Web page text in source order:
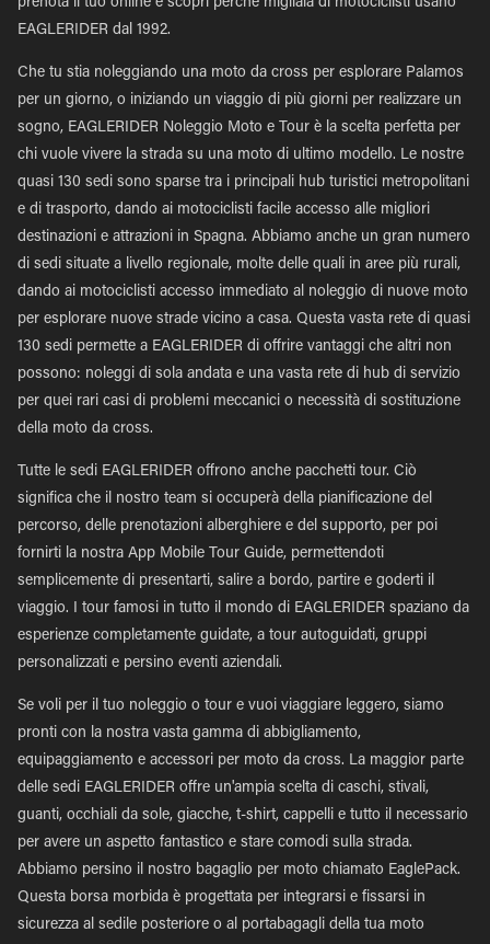
prenota il tuo online e scopri perché migliaia di motociclisti usano
EAGLERIDER dal 1992.
Che tu stia noleggiando una moto da cross per esplorare Palamos
per un giorno, o iniziando un viaggio di più giorni per realizzare un
sogno, EAGLERIDER Noleggio Moto e Tour è la scelta perfetta per
chi vuole vivere la strada su una moto di ultimo modello. Le nostre
quasi 130 sedi sono sparse tra i principali hub turistici metropolitani
e di trasporto, dando ai motociclisti facile accesso alle migliori
destinazioni e attrazioni in Spagna. Abbiamo anche un gran numero
di sedi situate a livello regionale, molte delle quali in aree più rurali,
dando ai motociclisti accesso immediato al noleggio di nuove moto
per esplorare nuove strade vicino a casa. Questa vasta rete di quasi
130 sedi permette a EAGLERIDER di offrire vantaggi che altri non
possono: noleggi di sola andata e una vasta rete di hub di servizio
per quei rari casi di problemi meccanici o necessità di sostituzione
della moto da cross.
Tutte le sedi EAGLERIDER offrono anche pacchetti tour. Ciò
significa che il nostro team si occuperà della pianificazione del
percorso, delle prenotazioni alberghiere e del supporto, per poi
fornirti la nostra App Mobile Tour Guide, permettendoti
semplicemente di presentarti, salire a bordo, partire e goderti il
viaggio. I tour famosi in tutto il mondo di EAGLERIDER spaziano da
esperienze completamente guidate, a tour autoguidati, gruppi
personalizzati e persino eventi aziendali.
Se voli per il tuo noleggio o tour e vuoi viaggiare leggero, siamo
pronti con la nostra vasta gamma di abbigliamento,
equipaggiamento e accessori per moto da cross. La maggior parte
delle sedi EAGLERIDER offre un'ampia scelta di caschi, stivali,
guanti, occhiali da sole, giacche, t-shirt, cappelli e tutto il necessario
per avere un aspetto fantastico e stare comodi sulla strada.
Abbiamo persino il nostro bagaglio per moto chiamato EaglePack.
Questa borsa morbida è progettata per integrarsi e fissarsi in
sicurezza al sedile posteriore o al portabagagli della tua moto